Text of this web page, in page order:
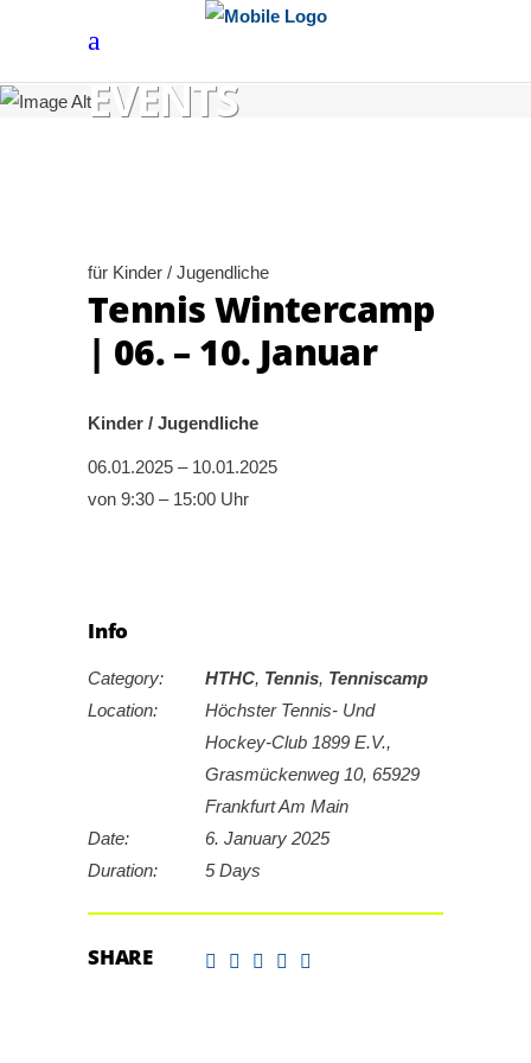
EVENTS
für Kinder / Jugendliche
Tennis Wintercamp
| 06. – 10. Januar
Kinder / Jugendliche
06.01.2025 – 10.01.2025
von 9:30 – 15:00 Uhr
Info
Category: HTHC, Tennis, Tenniscamp
Location:
Höchster Tennis- Und
Hockey-Club 1899 E.V.,
Grasmückenweg 10, 65929
Frankfurt Am Main
Date:
6. January 2025
Duration:
5 Days
SHARE